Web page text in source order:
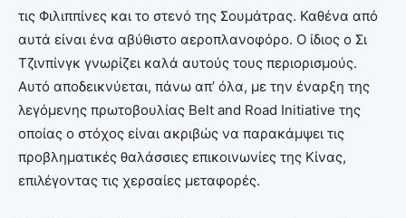
τις Φιλιππίνες και το στενό της Σουμάτρας. Καθένα από
αυτά είναι ένα αβύθιστο αεροπλανοφόρο. Ο ίδιος ο Σι
Τζινπίνγκ γνωρίζει καλά αυτούς τους περιορισμούς.
Αυτό αποδεικνύεται, πάνω απ’ όλα, με την έναρξη της
λεγόμενης πρωτοβουλίας Belt and Road Initiative της
οποίας ο στόχος είναι ακριβώς να παρακάμψει τις
προβληματικές θαλάσσιες επικοινωνίες της Κίνας,
επιλέγοντας τις χερσαίες μεταφορές.